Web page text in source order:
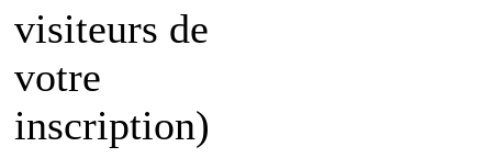
visiteurs de
votre
inscription)